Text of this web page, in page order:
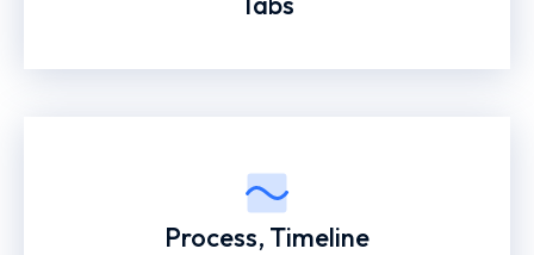
Process, Timeline